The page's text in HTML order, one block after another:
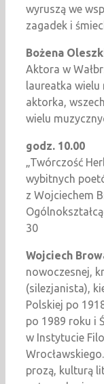
wyruszą we
zagadek i
Bożena
Aktora w
laureatka wielu
aktorka,
wielu
godz. 10.00
„Twórczość
wybitnych
z Wojciechem
30
Wojciech
nowoczesnej,
(silezjanista),
Polskiej po
po 1989 roku i
w Instytucie
prozą, kulturą